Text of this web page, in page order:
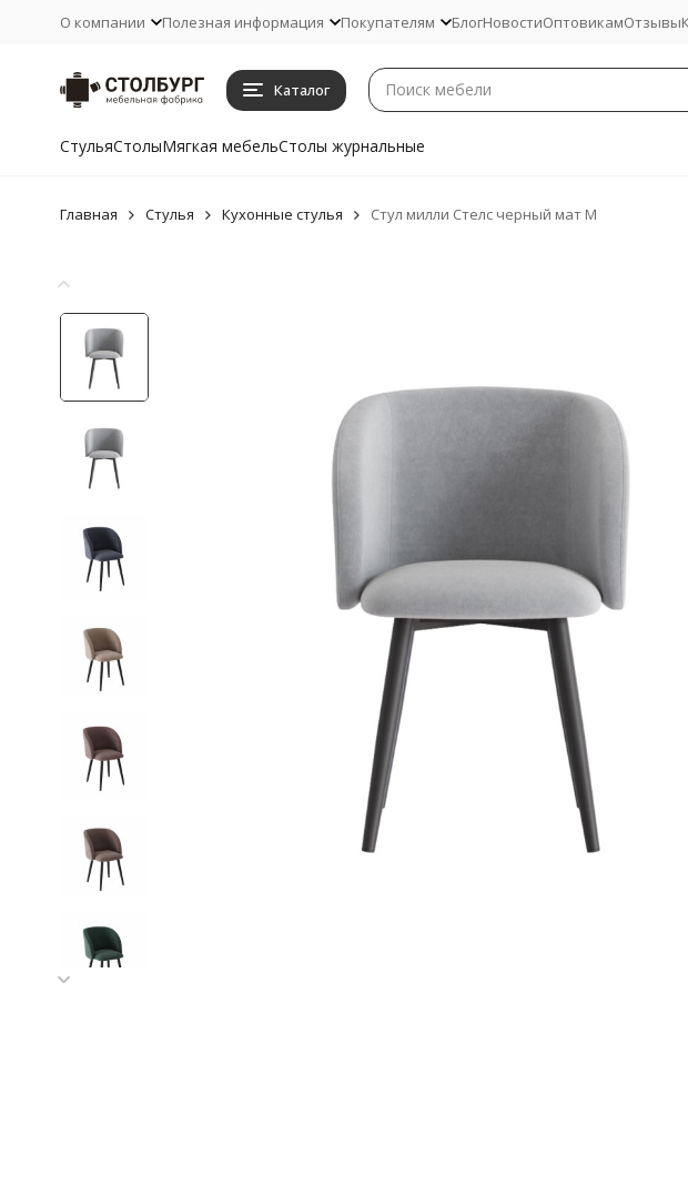
О компании Полезная информация Покупателям БлогНовостиОптовикамОтзывы
Каталог
СтульяСтолыМягкая мебельСтолы журнальные
Главная Стулья Кухонные стулья Стул милли Стелс черный мат М